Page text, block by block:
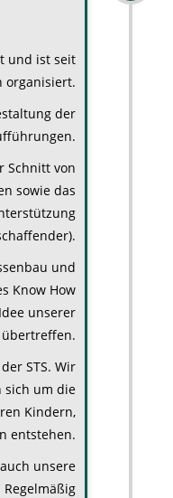
und ist seit
organisiert.
der
Schnitt von
sowie das
und
Know How
unserer
übertreffen.
STS. Wir
sich um die
Kindern,
entstehen.
unsere